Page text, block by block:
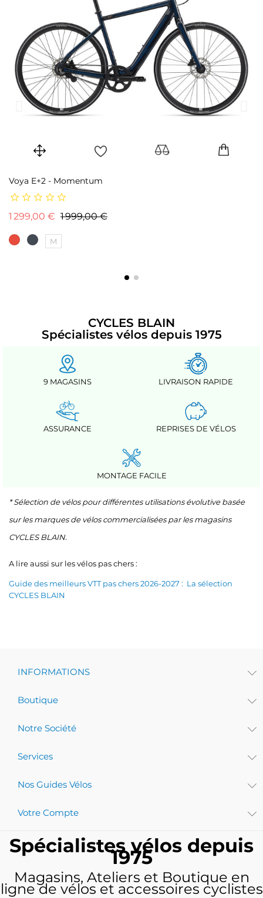
Voya E+2 - Momentum
1 299,00 € Prix de base
1 999,00 €Prix
M
CYCLES BLAIN
Spécialistes vélos depuis 1975
9 MAGASINS LIVRAISON RAPIDE
ASSURANCE REPRISES DE VÉLOS
MONTAGE FACILE
* Sélection de vélos pour différentes utilisations évolutive basée
sur les marques de vélos commercialisées par les magasins
CYCLES BLAIN.
A lire aussi sur les vélos pas chers :
Guide des meilleurs VTT pas chers 2026-2027 : La sélection
CYCLES BLAIN
INFORMATIONS
Boutique
Notre Société
Services
Nos Guides Vélos
Votre Compte
Spécialistes vélos depuis
1975
Magasins, Ateliers et Boutique en
ligne de vélos et accessoires cyclistes